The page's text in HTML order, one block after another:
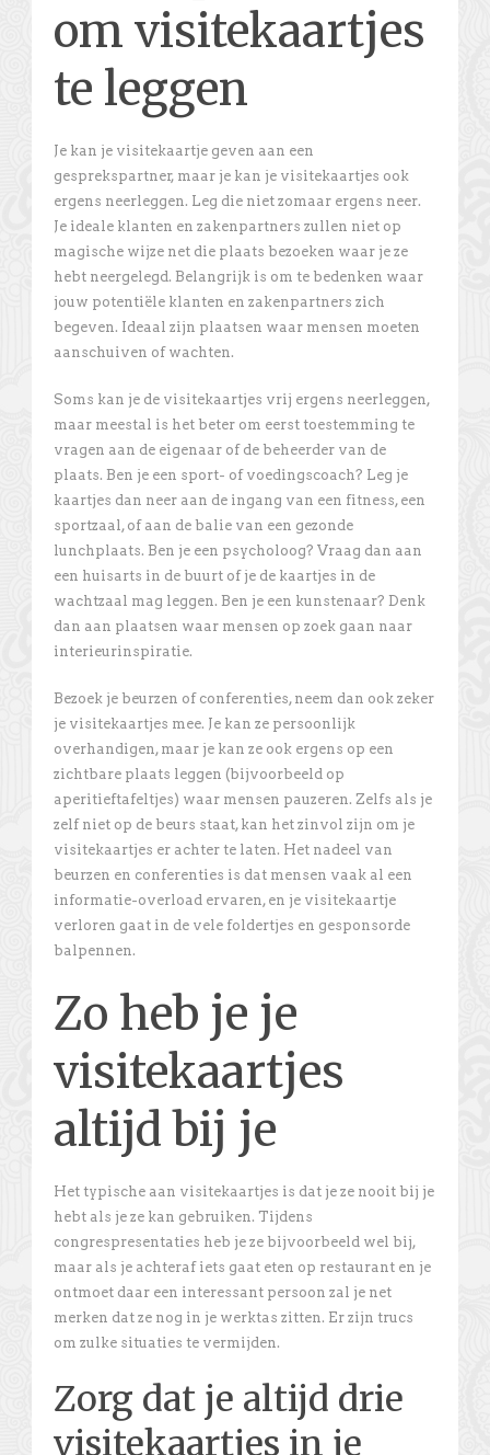
om visitekaartjes
te leggen
Je kan je visitekaartje geven aan een
gesprekspartner, maar je kan je visitekaartjes ook
ergens neerleggen. Leg die niet zomaar ergens neer.
Je ideale klanten en zakenpartners zullen niet op
magische wijze net die plaats bezoeken waar je ze
hebt neergelegd. Belangrijk is om te bedenken waar
jouw potentiële klanten en zakenpartners zich
begeven. Ideaal zijn plaatsen waar mensen moeten
aanschuiven of wachten.
Soms kan je de visitekaartjes vrij ergens neerleggen,
maar meestal is het beter om eerst toestemming te
vragen aan de eigenaar of de beheerder van de
plaats. Ben je een sport- of voedingscoach? Leg je
kaartjes dan neer aan de ingang van een fitness, een
sportzaal, of aan de balie van een gezonde
lunchplaats. Ben je een psycholoog? Vraag dan aan
een huisarts in de buurt of je de kaartjes in de
wachtzaal mag leggen. Ben je een kunstenaar? Denk
dan aan plaatsen waar mensen op zoek gaan naar
interieurinspiratie.
Bezoek je beurzen of conferenties, neem dan ook zeker
je visitekaartjes mee. Je kan ze persoonlijk
overhandigen, maar je kan ze ook ergens op een
zichtbare plaats leggen (bijvoorbeeld op
aperitieftafeltjes) waar mensen pauzeren. Zelfs als je
zelf niet op de beurs staat, kan het zinvol zijn om je
visitekaartjes er achter te laten. Het nadeel van
beurzen en conferenties is dat mensen vaak al een
informatie-overload ervaren, en je visitekaartje
verloren gaat in de vele foldertjes en gesponsorde
balpennen.
Zo heb je je
visitekaartjes
altijd bij je
Het typische aan visitekaartjes is dat je ze nooit bij je
hebt als je ze kan gebruiken. Tijdens
congrespresentaties heb je ze bijvoorbeeld wel bij,
maar als je achteraf iets gaat eten op restaurant en je
ontmoet daar een interessant persoon zal je net
merken dat ze nog in je werktas zitten. Er zijn trucs
om zulke situaties te vermijden.
Zorg dat je altijd drie
visitekaartjes in je